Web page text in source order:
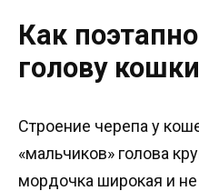
Как
голову кошки
Строение черепа у
«мальчиков» голова
мордочка широкая и